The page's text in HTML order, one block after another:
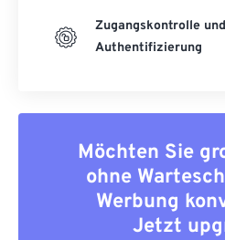
Zugangskontrolle und
Authentifizierung
Möchten Sie
ohne
Werbung
Jetzt